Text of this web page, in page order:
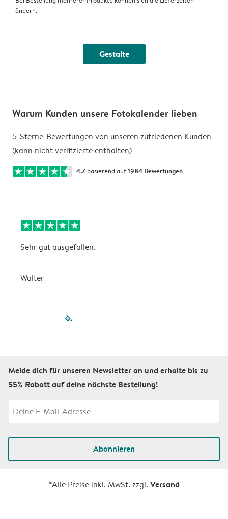
ändern.
Gestalte
Warum Kunden unsere Fotokalender lieben
5-Sterne-Bewertungen von unseren zufriedenen Kunden
(kann nicht verifizierte enthalten)
4.7 basierend auf1984 Bewertungen
Sehr gut ausgefallen.
Walter
filled-pagination
Melde dich für unseren Newsletter an und erhalte bis zu
55% Rabatt auf deine nächste Bestellung!
Abonnieren
*Alle Preise inkl. MwSt. zzgl. Versand